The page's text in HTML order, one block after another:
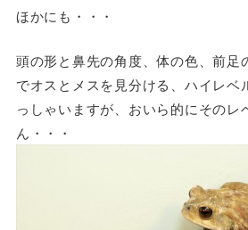
ほかにも・・・
頭の形と鼻先の角度、体の色、前足
でオスとメスを見分ける、ハイレベ
っしゃいますが、おいら的にそのレ
ん・・・